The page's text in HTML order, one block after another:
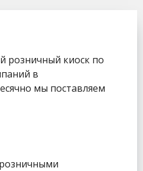
розничный киоск по
в
мы поставляем